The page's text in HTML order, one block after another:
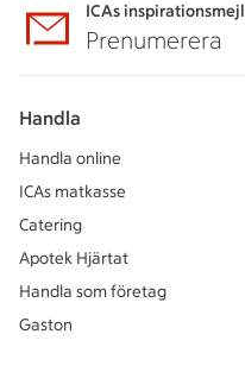
ICAs inspirationsmejl
Prenumerera
Handla
Handla online
ICAs matkasse
Catering
Apotek Hjärtat
Handla som företag
Gaston